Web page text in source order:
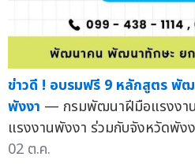
ข่าวดี ! อบรมฟรี 9 หลักสูตร พั
พังงา — กรมพัฒนาฝีมือแรงงา
แรงงานพังงา ร่วมกับจังหวัดพัง
02 ต.ค.